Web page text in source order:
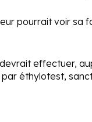
pourrait voir sa
effectuer,
éthylotest,